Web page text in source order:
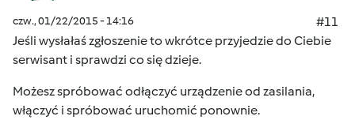
czw., 01/22/2015 - 14:16
#11
Jeśli wysłałaś zgłoszenie to wkrótce przyjedzie do Ciebie
serwisant i sprawdzi co się dzieje.
Możesz spróbować odłączyć urządzenie od zasilania,
włączyć i spróbować uruchomić ponownie.